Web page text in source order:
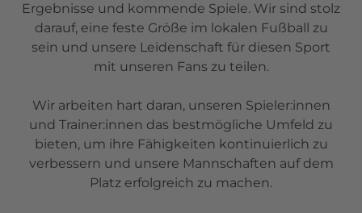
Ergebnisse und kommende Spiele. Wir sind stolz
darauf, eine feste Größe im lokalen Fußball zu
sein und unsere Leidenschaft für diesen Sport
mit unseren Fans zu teilen.
Wir arbeiten hart daran, unseren Spieler:innen
und Trainer:innen das bestmögliche Umfeld zu
bieten, um ihre Fähigkeiten kontinuierlich zu
verbessern und unsere Mannschaften auf dem
Platz erfolgreich zu machen.